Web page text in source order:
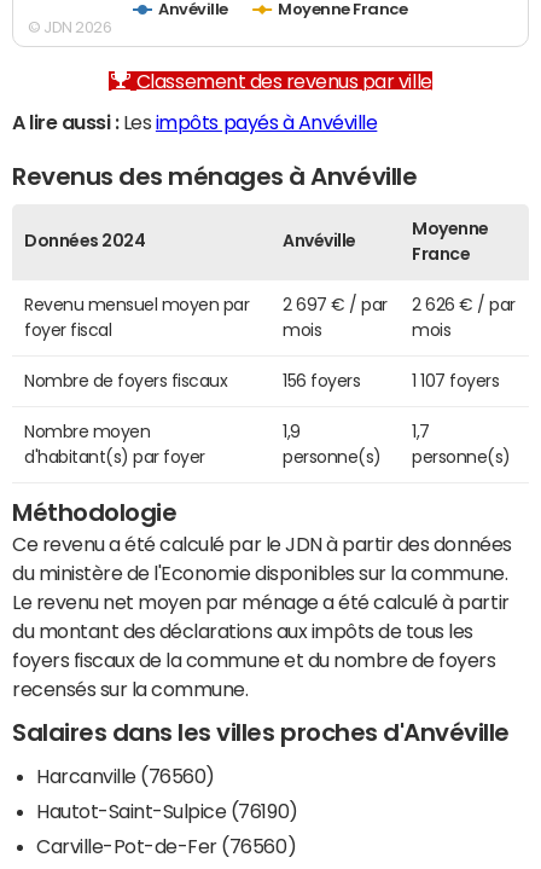
Anvéville Moyenne France
© JDN 2026
Classement des revenus par ville
A lire aussi :Les impôts payés à Anvéville
Revenus des ménages à Anvéville
Données 2024 Anvéville
Moyenne
France
Revenu mensuel moyen par
foyer fiscal
2 697 € / par
mois
2 626 € / par
mois
Nombre de foyers fiscaux 156 foyers 1 107 foyers
Nombre moyen
d'habitant(s) par foyer
1,9
personne(s)
1,7
personne(s)
Méthodologie
Ce revenu a été calculé par le JDN à partir des données
du ministère de l'Economie disponibles sur la commune.
Le revenu net moyen par ménage a été calculé à partir
du montant des déclarations aux impôts de tous les
foyers fiscaux de la commune et du nombre de foyers
recensés sur la commune.
Salaires dans les villes proches d'Anvéville
Harcanville (76560)
Hautot-Saint-Sulpice (76190)
Carville-Pot-de-Fer (76560)